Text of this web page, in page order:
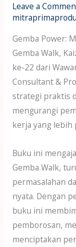
Leave a
Gemba Power:
Gemba Walk,
ke-22 dari
Consultant &
strategi praktis
mengurangi
kerja yang
Buku ini
Gemba Walk,
permasalahan
nyata. Dengan
buku ini
pemborosan,
menciptakan